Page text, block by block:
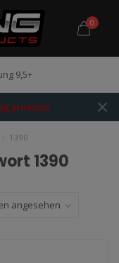
0
9,5+
products!
1390
1390